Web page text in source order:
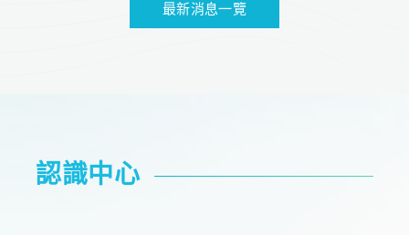
最新消息一覽
認識中心